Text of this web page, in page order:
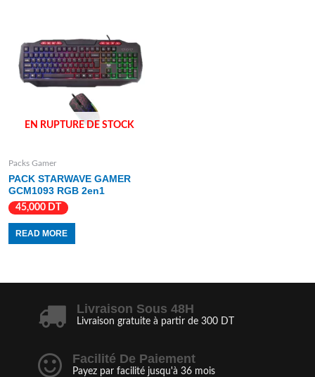
EN RUPTURE DE STOCK
Packs Gamer
PACK STARWAVE GAMER
GCM1093 RGB 2en1
45,000 DT
READ MORE
Livraison Sous 48H
Livraison gratuite à partir de 300 DT
Facilité De Paiement
Payez par facilité jusqu'à 36 mois